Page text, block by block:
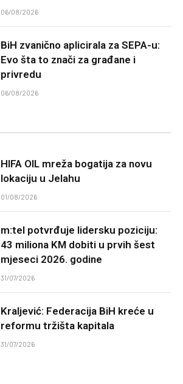
06/08/2026
BiH zvanično aplicirala za SEPA-u:
Evo šta to znači za građane i
privredu
06/08/2026
HIFA OIL mreža bogatija za novu
lokaciju u Jelahu
01/08/2026
m:tel potvrđuje lidersku poziciju:
43 miliona KM dobiti u prvih šest
mjeseci 2026. godine
31/07/2026
Kraljević: Federacija BiH kreće u
reformu tržišta kapitala
31/07/2026